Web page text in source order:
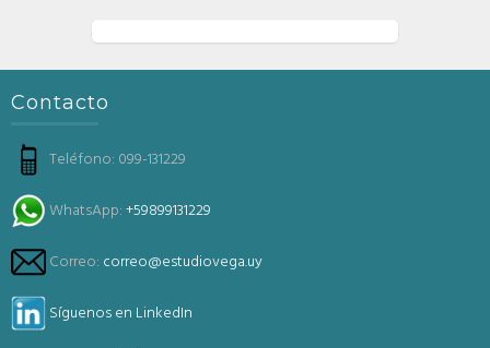
Contacto
Teléfono: 099-131229
WhatsApp:+59899131229
Correo: correo@estudiovega.uy
Síguenos en LinkedIn